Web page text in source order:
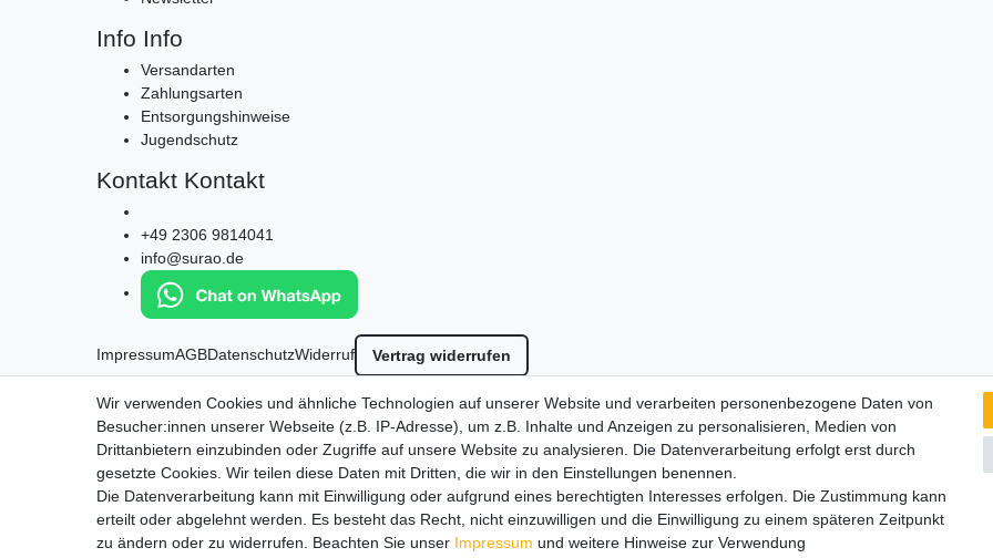
Info Info
Versandarten
Zahlungsarten
Entsorgungshinweise
Jugendschutz
Kontakt Kontakt
+49 2306 9814041
info@surao.de
ImpressumAGBDatenschutzWiderruf Vertrag widerrufen
© 2026 by SURAO // Authentic Survival Experience | Alle Rechte vorbehalten.
Wir versenden in die folgenden Länder
Versandkostenfrei (DE) ab 99 €
Wir verwenden Cookies und ähnliche Technologien auf unserer Website und verarbeiten personenbezogene Daten von
Besucher:innen unserer Webseite (z.B. IP-Adresse), um z.B. Inhalte und Anzeigen zu personalisieren, Medien von
Drittanbietern einzubinden oder Zugriffe auf unsere Website zu analysieren. Die Datenverarbeitung erfolgt erst durch
gesetzte Cookies. Wir teilen diese Daten mit Dritten, die wir in den Einstellungen benennen.
Die Datenverarbeitung kann mit Einwilligung oder aufgrund eines berechtigten Interesses erfolgen. Die Zustimmung kann
erteilt oder abgelehnt werden. Es besteht das Recht, nicht einzuwilligen und die Einwilligung zu einem späteren Zeitpunkt
zu ändern oder zu widerrufen. Beachten Sie unser Impressum und weitere Hinweise zur Verwendung